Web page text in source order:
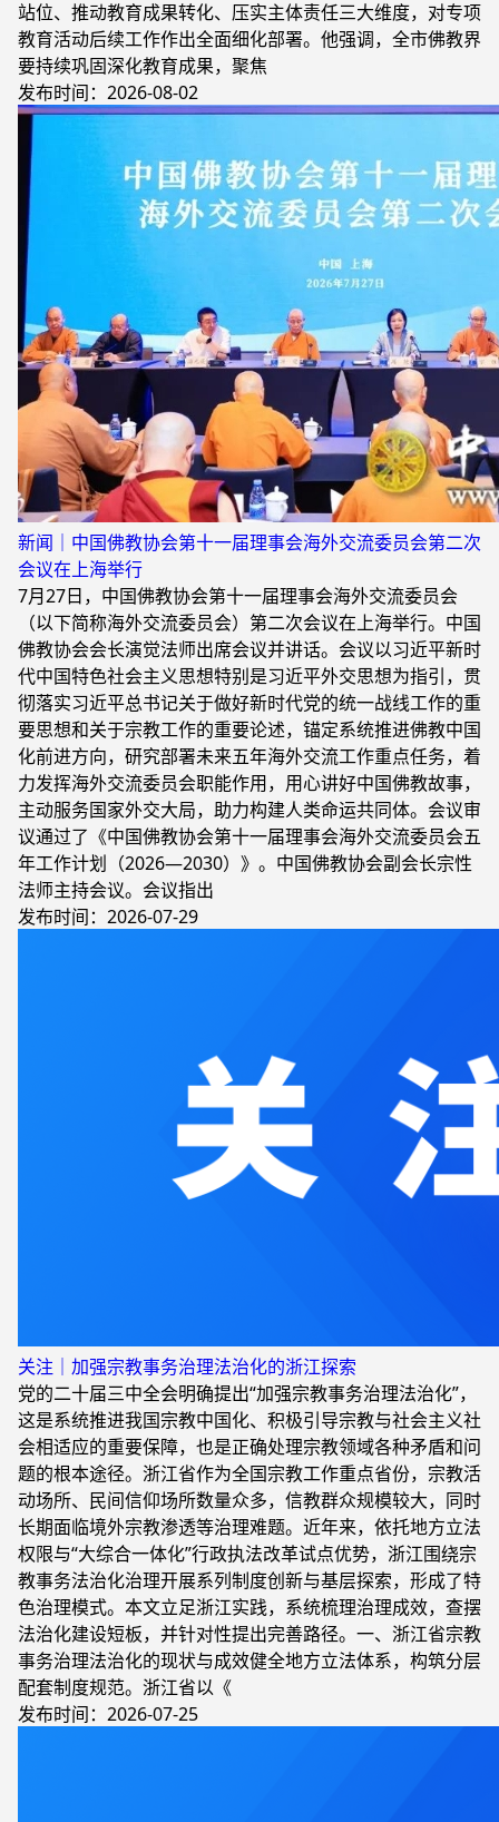
站位、推动教育成果转化、压实主体责任三大维度，对专项
教育活动后续工作作出全面细化部署。他强调，全市佛教界
要持续巩固深化教育成果，聚焦
发布时间：2026-08-02
新闻｜中国佛教协会第十一届理事会海外交流委员会第二次
会议在上海举行
7月27日，中国佛教协会第十一届理事会海外交流委员会
（以下简称海外交流委员会）第二次会议在上海举行。中国
佛教协会会长演觉法师出席会议并讲话。会议以习近平新时
代中国特色社会主义思想特别是习近平外交思想为指引，贯
彻落实习近平总书记关于做好新时代党的统一战线工作的重
要思想和关于宗教工作的重要论述，锚定系统推进佛教中国
化前进方向，研究部署未来五年海外交流工作重点任务，着
力发挥海外交流委员会职能作用，用心讲好中国佛教故事，
主动服务国家外交大局，助力构建人类命运共同体。会议审
议通过了《中国佛教协会第十一届理事会海外交流委员会五
年工作计划（2026—2030）》。中国佛教协会副会长宗性
法师主持会议。会议指出
发布时间：2026-07-29
关注｜加强宗教事务治理法治化的浙江探索
党的二十届三中全会明确提出“加强宗教事务治理法治化”，
这是系统推进我国宗教中国化、积极引导宗教与社会主义社
会相适应的重要保障，也是正确处理宗教领域各种矛盾和问
题的根本途径。浙江省作为全国宗教工作重点省份，宗教活
动场所、民间信仰场所数量众多，信教群众规模较大，同时
长期面临境外宗教渗透等治理难题。近年来，依托地方立法
权限与“大综合一体化”行政执法改革试点优势，浙江围绕宗
教事务法治化治理开展系列制度创新与基层探索，形成了特
色治理模式。本文立足浙江实践，系统梳理治理成效，查摆
法治化建设短板，并针对性提出完善路径。一、浙江省宗教
事务治理法治化的现状与成效健全地方立法体系，构筑分层
配套制度规范。浙江省以《
发布时间：2026-07-25